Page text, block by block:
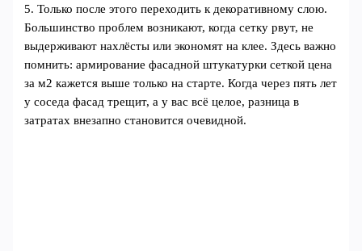
5. Только после этого переходить к декоративному слою.
Большинство проблем возникают, когда сетку рвут, не
выдерживают нахлёсты или экономят на клее. Здесь важно
помнить: армирование фасадной штукатурки сеткой цена
за м2 кажется выше только на старте. Когда через пять лет
у соседа фасад трещит, а у вас всё целое, разница в
затратах внезапно становится очевидной.